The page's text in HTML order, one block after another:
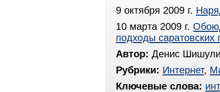
9 октября 2009 г.
10 марта 2009 г.
подходы саратовских
Автор: Денис
Рубрики: Интернет,
Ключевые слова: